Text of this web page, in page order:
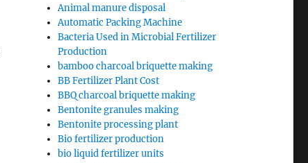
Animal manure disposal
Automatic Packing Machine
Bacteria Used in Microbial Fertilizer
Production
bamboo charcoal briquette making
BB Fertilizer Plant Cost
BBQ charcoal briquette making
Bentonite granules making
Bentonite processing plant
Bio fertilizer production
bio liquid fertilizer units